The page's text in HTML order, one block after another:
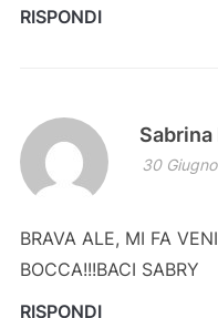
RISPONDI
Sabrina
30
BRAVA ALE, MI FA
BOCCA!!!BACI SABRY
RISPONDI